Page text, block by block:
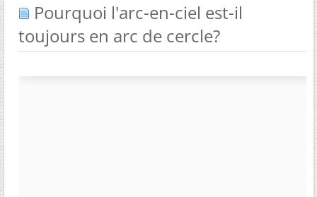
Pourquoi l'arc-en-ciel est-il
toujours en arc de cercle?